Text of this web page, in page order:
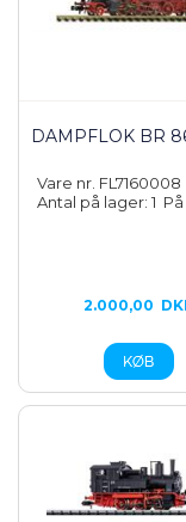
DAMPFLOK BR
Vare nr. FL7160008
Antal på lager: 1
2.000,00